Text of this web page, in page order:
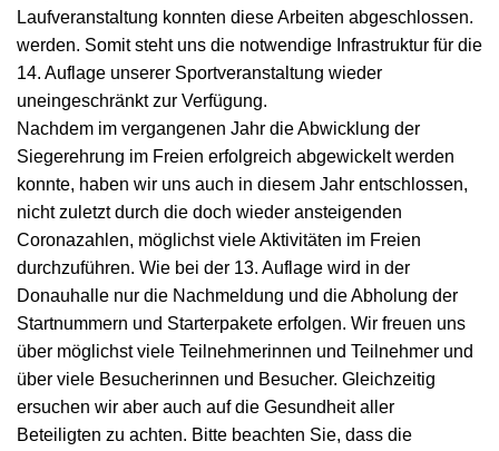
Laufveranstaltung konnten diese Arbeiten abgeschlossen.
werden. Somit steht uns die notwendige Infrastruktur für die
14. Auflage unserer Sportveranstaltung wieder
uneingeschränkt zur Verfügung.
Nachdem im vergangenen Jahr die Abwicklung der
Siegerehrung im Freien erfolgreich abgewickelt werden
konnte, haben wir uns auch in diesem Jahr entschlossen,
nicht zuletzt durch die doch wieder ansteigenden
Coronazahlen, möglichst viele Aktivitäten im Freien
durchzuführen. Wie bei der 13. Auflage wird in der
Donauhalle nur die Nachmeldung und die Abholung der
Startnummern und Starterpakete erfolgen. Wir freuen uns
über möglichst viele Teilnehmerinnen und Teilnehmer und
über viele Besucherinnen und Besucher. Gleichzeitig
ersuchen wir aber auch auf die Gesundheit aller
Beteiligten zu achten. Bitte beachten Sie, dass die